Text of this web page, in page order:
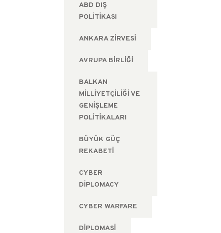
ABD DIŞ
POLITIKASI
ANKARA ZIRVESI
AVRUPA BIRLIĞI
BALKAN
MILLIYETÇILIĞI VE
GENIŞLEME
POLITIKALARI
BÜYÜK GÜÇ
REKABETI
CYBER
DIPLOMACY
CYBER WARFARE
DIPLOMASI